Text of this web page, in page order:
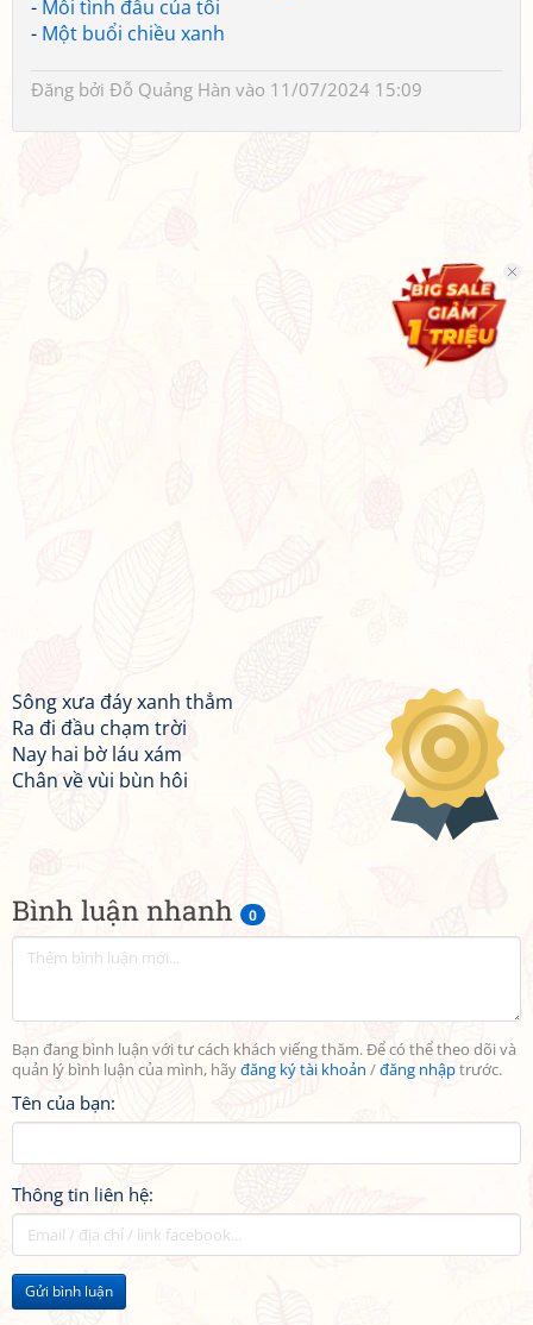
Bình luận nhanh 0
Bạn đang bình luận với tư cách khách viếng thăm. Để có thể theo dõi và
quản lý bình luận của mình, hãyđăng ký tài khoản /đăng nhậptrước.
Tên của bạn:
Thông tin liên hệ:
Gửi bình luận
- Mối tình đầu của tôi
- Một buổi chiều xanh
Đăng bởi Đỗ Quảng Hàn vào 11/07/2024 15:09
Sông xưa đáy xanh thẳm
Ra đi đầu chạm trời
Nay hai bờ láu xám
Chân về vùi bùn hôi